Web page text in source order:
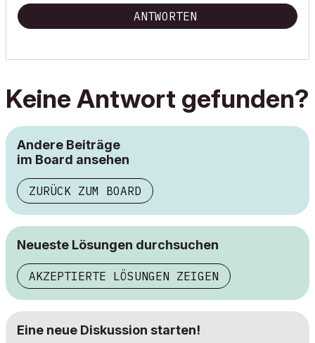
ANTWORTEN
Keine Antwort gefunden?
Andere Beiträge
im Board ansehen
ZURÜCK ZUM BOARD
Neueste Lösungen durchsuchen
AKZEPTIERTE LÖSUNGEN ZEIGEN
Eine neue Diskussion starten!